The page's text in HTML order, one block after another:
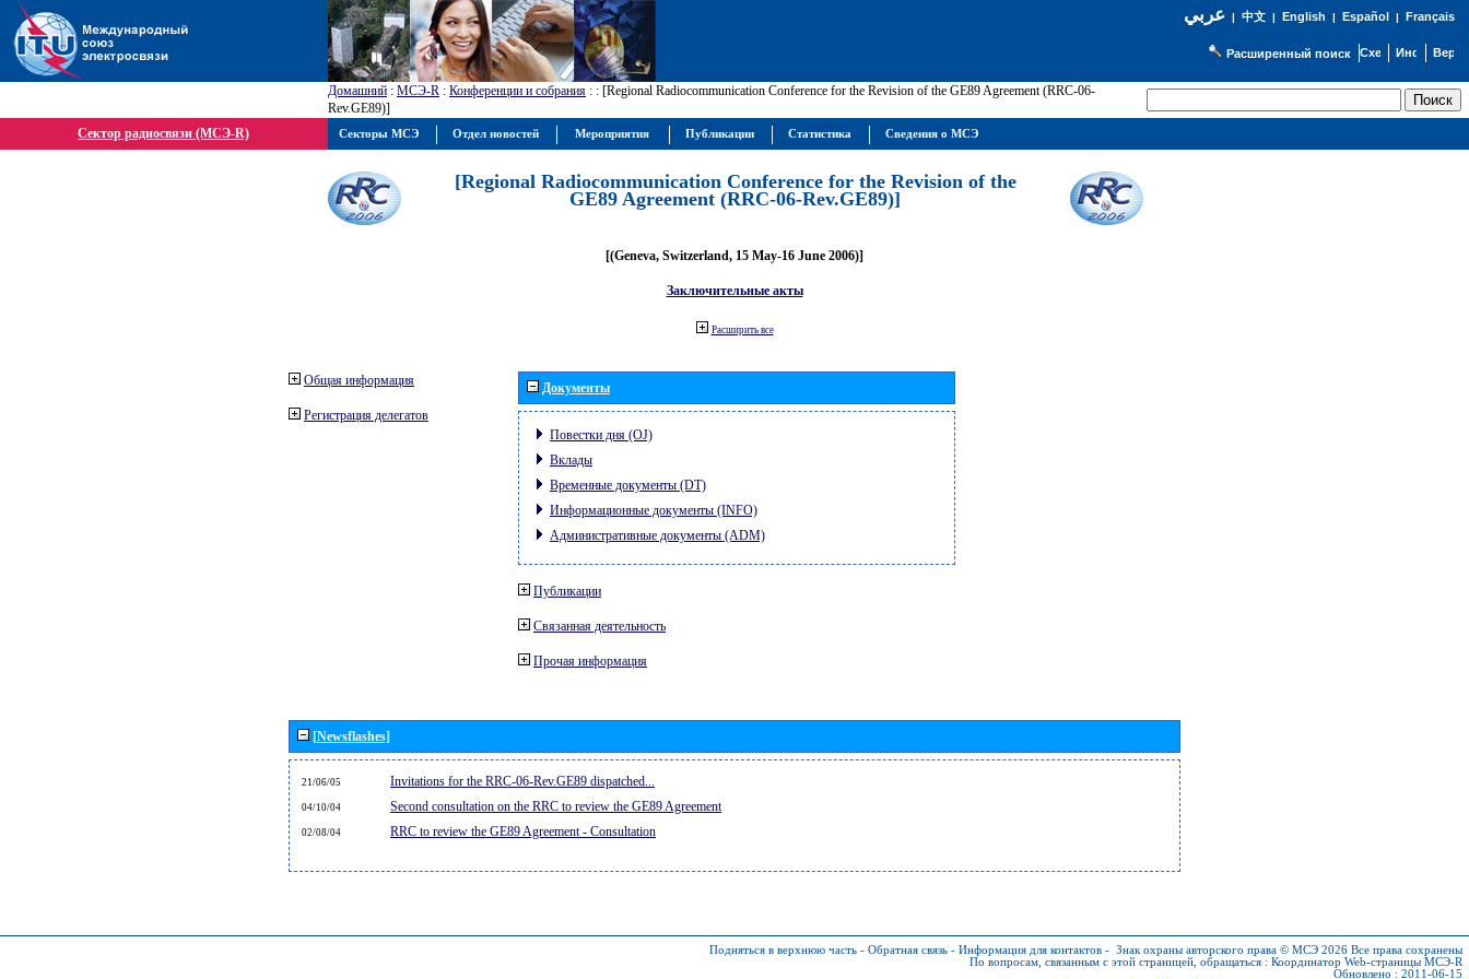
عربي| 中文| English | Español | Français
Расширенный поиск
Домашний : МСЭ-R : Конференции и собрания : : [Regional Radiocommunication Conference for the Revision of the GE89 Agreement (RRC-06-
Rev.GE89)]
Сектор радиосвязи (МСЭ-R)
[Regional Radiocommunication Conference for the Revision of the
GE89 Agreement (RRC-06-Rev.GE89)]
[(Geneva, Switzerland, 15 May-16 June 2006)]
Заключительные акты
Расширить все
Общая информация
Регистрация делегатов
Документы
Повестки дня (OJ)
Вклады
Временные документы (DT)
Информационные документы (INFO)
Административные документы (ADM)
Публикации
Связанная деятельность
Прочая информация
[Newsflashes]
21/06/05 Invitations for the RRC-06-Rev.GE89 dispatched...
04/10/04 Second consultation on the RRC to review the GE89 Agreement
02/08/04 RRC to review the GE89 Agreement - Consultation
Подняться в верхнюю часть - Обратная связь - Информация для контактов - Знак охраны авторского права © МСЭ 2026 Все права сохранены
По вопросам, связанным с этой страницей, обращаться : Координатор Web-страницы МСЭ-R
Обновлено : 2011-06-15
Секторы МСЭ Отдел новостей Мероприятия Публикации Статистика Сведения о МСЭ